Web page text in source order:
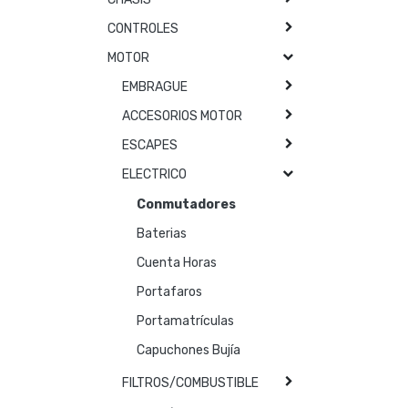
CONTROLES
MOTOR
EMBRAGUE
ACCESORIOS MOTOR
ESCAPES
ELECTRICO
Conmutadores
Baterias
Cuenta Horas
Portafaros
Portamatrículas
Capuchones Bujía
FILTROS/COMBUSTIBLE